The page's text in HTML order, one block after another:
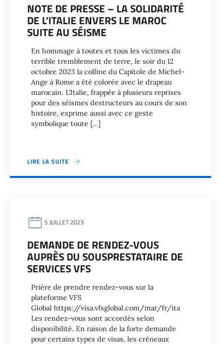
NOTE DE PRESSE – LA SOLIDARITÉ
DE L’ITALIE ENVERS LE MAROC
SUITE AU SÉISME
En hommage à toutes et tous les victimes du
terrible tremblement de terre, le soir du 12
octobre 2023 la colline du Capitole de Michel-
Ange à Rome a été colorée avec le drapeau
marocain. L’Italie, frappée à plusieurs reprises
pour des séismes destructeurs au cours de son
histoire, exprime aussi avec ce geste
symbolique toute […]
LIRE LA SUITE
5 JUILLET 2023
DEMANDE DE RENDEZ-VOUS
AUPRÈS DU SOUSPRESTATAIRE DE
SERVICES VFS
Prière de prendre rendez-vous sur la
plateforme VFS
Global https://visa.vfsglobal.com/mar/fr/ita
Les rendez-vous sont accordés selon
disponibilité. En raison de la forte demande
pour certains types de visas, les créneaux